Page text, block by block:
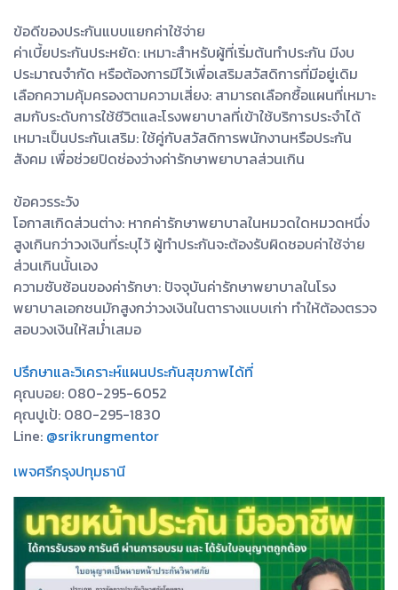
ข้อดีของประกันแบบแยกค่าใช้จ่าย
ค่าเบี้ยประกันประหยัด: เหมาะสำหรับผู้ที่เริ่มต้นทำประกัน มีงบ
ประมาณจำกัด หรือต้องการมีไว้เพื่อเสริมสวัสดิการที่มีอยู่เดิม
เลือกความคุ้มครองตามความเสี่ยง: สามารถเลือกซื้อแผนที่เหมาะ
สมกับระดับการใช้ชีวิตและโรงพยาบาลที่เข้าใช้บริการประจำได้
เหมาะเป็นประกันเสริม: ใช้คู่กับสวัสดิการพนักงานหรือประกัน
สังคม เพื่อช่วยปิดช่องว่างค่ารักษาพยาบาลส่วนเกิน
ข้อควรระวัง
โอกาสเกิดส่วนต่าง: หากค่ารักษาพยาบาลในหมวดใดหมวดหนึ่ง
สูงเกินกว่าวงเงินที่ระบุไว้ ผู้ทำประกันจะต้องรับผิดชอบค่าใช้จ่าย
ส่วนเกินนั้นเอง
ความซับซ้อนของค่ารักษา: ปัจจุบันค่ารักษาพยาบาลในโรง
พยาบาลเอกชนมักสูงกว่าวงเงินในตารางแบบเก่า ทำให้ต้องตรวจ
สอบวงเงินให้สม่ำเสมอ
ปรึกษาและวิเคราะห์แผนประกันสุขภาพได้ที่
คุณบอย: 080-295-6052
คุณปูเป้: 080-295-1830
Line: @srikrungmentor
เพจศรีกรุงปทุมธานี